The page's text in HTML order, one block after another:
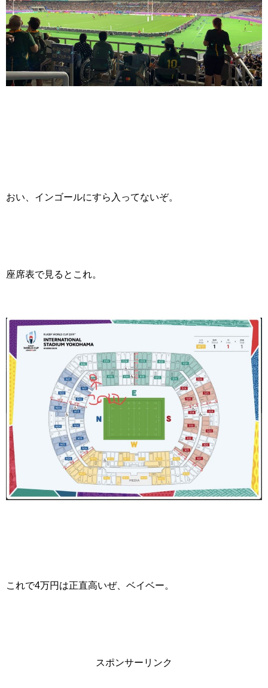
おい、インゴールにすら入ってないぞ。
座席表で見るとこれ。
これで4万円は正直高いぜ、ベイベー。
スポンサーリンク